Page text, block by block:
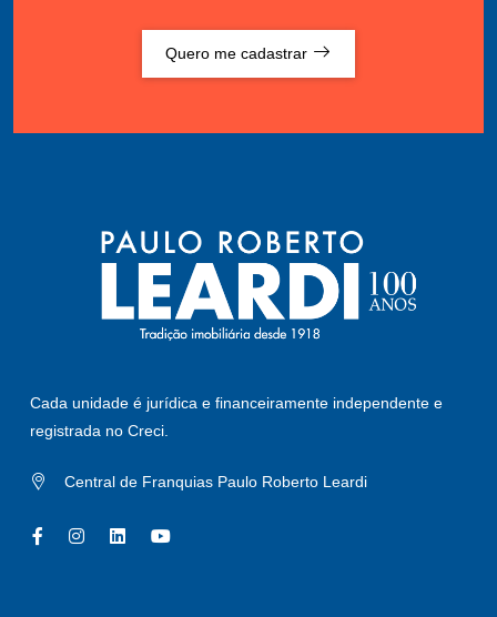
Quero me cadastrar
Cada unidade é jurídica e financeiramente independente e
registrada no Creci.
Central de Franquias Paulo Roberto Leardi